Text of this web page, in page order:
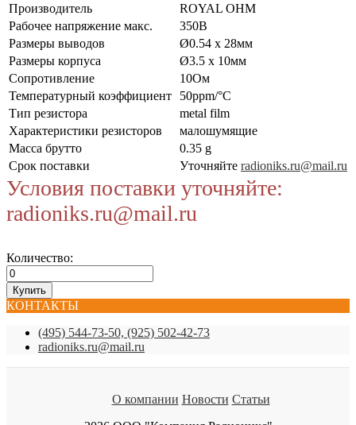
Производитель
ROYAL OHM
Рабочее напряжение макс.
350В
Размеры выводов
Ø0.54 x 28мм
Размеры корпуса
Ø3.5 x 10мм
Сопротивление
10Ом
Температурный коэффициент
50ppm/°C
Тип резистора
metal film
Характеристики резисторов
малошумящие
Масса брутто
0.35 g
Срок поставки
Уточняйте radioniks.ru@mail.ru
Условия поставки уточняйте:
radioniks.ru@mail.ru
Количество:
КОНТАКТЫ
(495) 544-73-50, (925) 502-42-73
radioniks.ru@mail.ru
О компании Новости Статьи